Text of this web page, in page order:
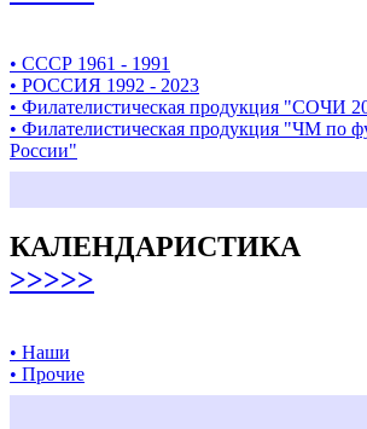
• СССР 1961 - 1991
• РОССИЯ 1992 - 2023
• Филателистическая продукция "СОЧИ
• Филателистическая продукция "ЧМ по
России"
КАЛЕНДАРИСТИКА
>>>>>
• Наши
• Прочие